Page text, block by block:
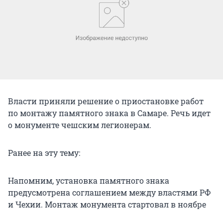
Власти приняли решение о приостановке работ
по монтажу памятного знака в Самаре. Речь идет
о монументе чешским легионерам.
Ранее на эту тему:
Напомним, установка памятного знака
предусмотрена соглашением между властями РФ
и Чехии. Монтаж монумента стартовал в ноябре